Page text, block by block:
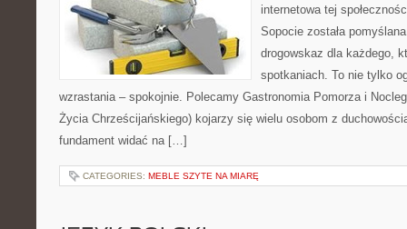
internetowa tej
Sopocie została
drogowskaz dla każdego,
spotkaniach. To nie tylko
wzrastania – spokojnie. Polecamy Gastronomia Pomorza i
Życia Chrześcijańskiego) kojarzy się wielu osobom z
fundament widać na […]
CATEGORIES: MEBLE SZYTE NA MIARĘ